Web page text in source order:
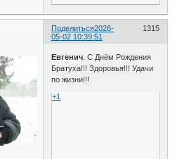
Поделиться 1315
2026-
05-02 10:39:51
Евгенич . С Днём Рождения
Братуха!!! Здоровья!!! Удачи
по жизни!!!
+1